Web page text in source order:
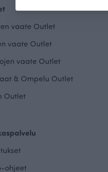
vaate Outlet
vaate Outlet
vaate Outlet
& Ompelu Outlet
Outlet
ohjeet